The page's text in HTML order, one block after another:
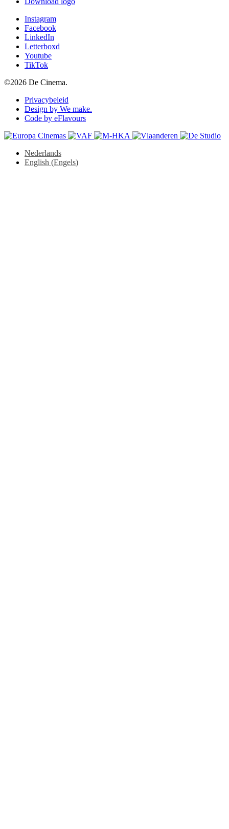
Instagram
Facebook
LinkedIn
Letterboxd
Youtube
TikTok
©2026 De Cinema.
Privacybeleid
Design by We make.
Code by eFlavours
Nederlands
English (Engels)